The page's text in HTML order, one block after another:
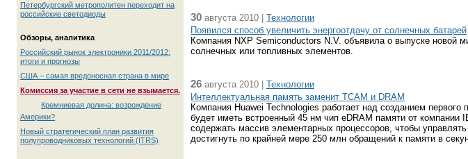
Петербургский метрополитен переходит на
российские светодиоды
Обзоры, аналитика
Российский рынок электроники 2011/2012:
итоги и прогнозы
США – самая вредоносная страна в мире
Комиссия за участие в сети не взымается.
Кремниевая долина: возрождение
Америки?
Новый стратегический план развития
полупроводниковых технологий (ITRS)
30 августа 2010 | Технологии
Появился способ увеличить энергоотдачу от солнечных батарей
Компания NXP Semiconductors N.V. объявила о выпуске новой
солнечных или топливных элементов.
26 августа 2010 | Технологии
Интеллектуальная память заменит TCAM и DRAM
Компания Huawei Technologies работает над созданием
будет иметь встроенный 45 нм чип eDRAM памяти от
содержать массив элементарных процессоров, чтобы
достигнуть по крайней мере 250 млн обращений к памяти в